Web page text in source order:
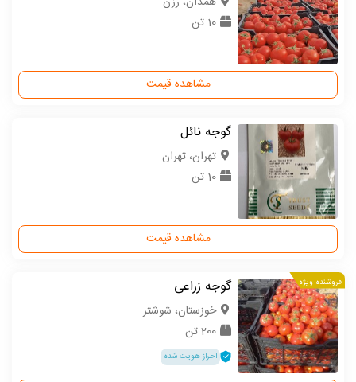
10 تن
مشاهده قیمت
گوجه نائل
تهران، تهران
10 تن
مشاهده قیمت
فروشنده ویژه گوجه زراعی
خوزستان، شوشتر
200 تن
احراز هویت شده